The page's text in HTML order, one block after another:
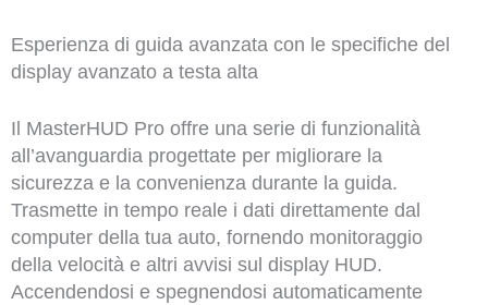
Esperienza di guida avanzata con le specifiche del
display avanzato a testa alta
Il MasterHUD Pro offre una serie di funzionalità
all’avanguardia progettate per migliorare la
sicurezza e la convenienza durante la guida.
Trasmette in tempo reale i dati direttamente dal
computer della tua auto, fornendo monitoraggio
della velocità e altri avvisi sul display HUD.
Accendendosi e spegnendosi automaticamente